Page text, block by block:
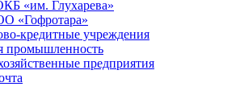
«им. Глухарева»
«Гофротара»
кредитные учреждения
промышленность
предприятия